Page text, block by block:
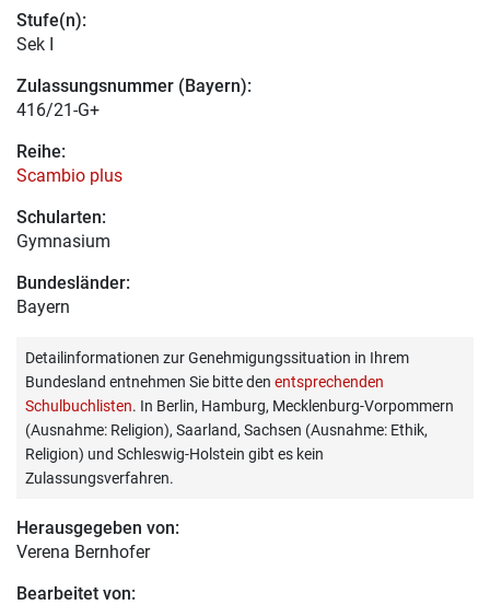
Stufe(n):
Sek I
Zulassungsnummer (Bayern):
416/21-G+
Reihe:
Scambio plus
Schularten:
Gymnasium
Bundesländer:
Bayern
Detailinformationen zur Genehmigungssituation in Ihrem
Bundesland entnehmen Sie bitte den entsprechenden
Schulbuchlisten. In Berlin, Hamburg, Mecklenburg-Vorpommern
(Ausnahme: Religion), Saarland, Sachsen (Ausnahme: Ethik,
Religion) und Schleswig-Holstein gibt es kein
Zulassungsverfahren.
Herausgegeben von:
Verena Bernhofer
Bearbeitet von: